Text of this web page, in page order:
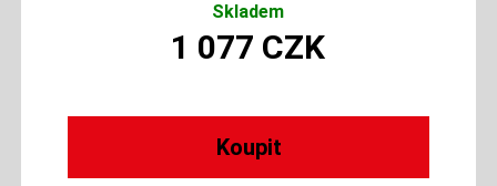
Skladem
1 077 CZK